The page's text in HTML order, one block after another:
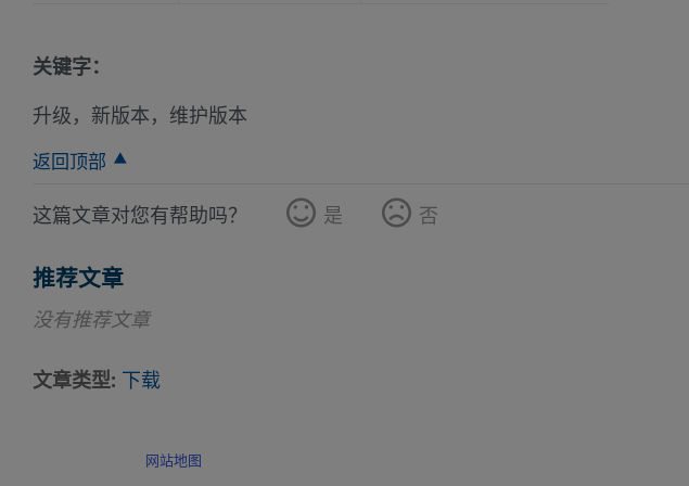
关键字：
升级，新版本，维护版本
返回顶部
这篇文章对您有帮助吗？ 是 否
推荐文章
没有推荐文章
文章类型 下载
网站地图